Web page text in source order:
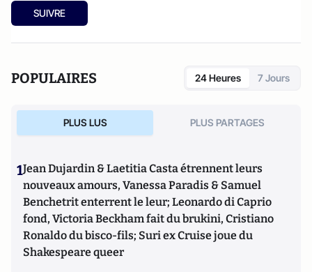
SUIVRE
POPULAIRES 24 Heures 7 Jours
PLUS LUS PLUS PARTAGES
1Jean Dujardin & Laetitia Casta étrennent leurs
nouveaux amours, Vanessa Paradis & Samuel
Benchetrit enterrent le leur; Leonardo di Caprio
fond, Victoria Beckham fait du brukini, Cristiano
Ronaldo du bisco-fils; Suri ex Cruise joue du
Shakespeare queer